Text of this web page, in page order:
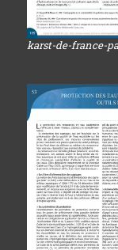
karst-de-france-